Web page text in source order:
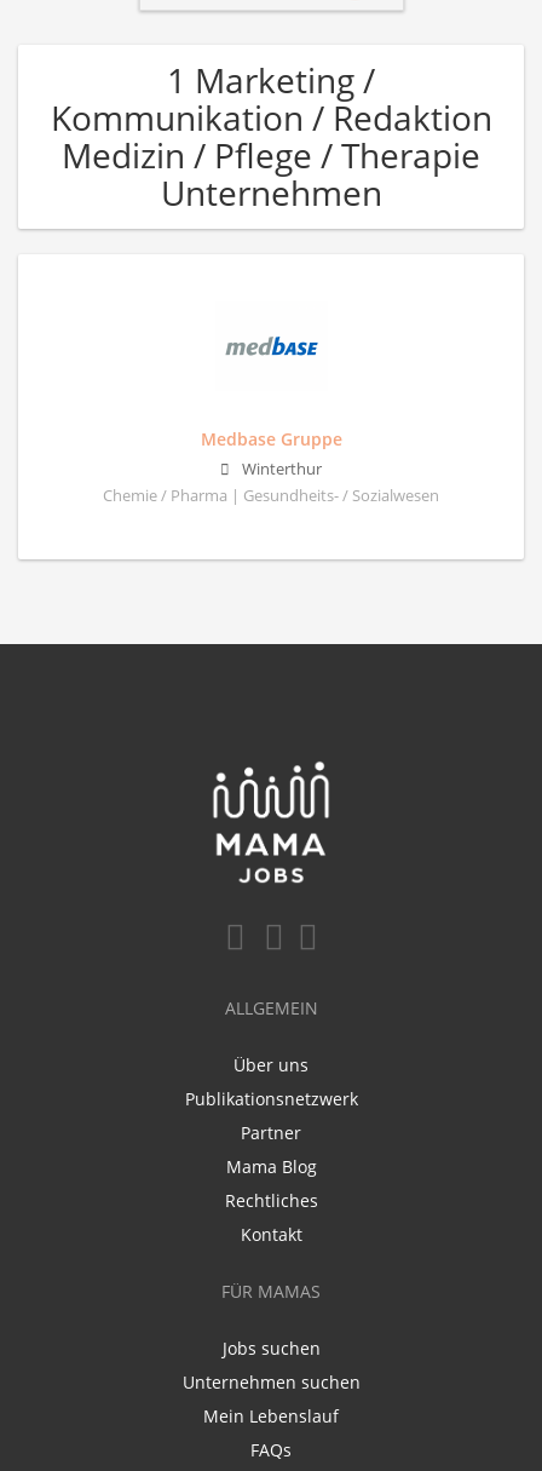
1 Marketing /
Kommunikation / Redaktion
Medizin / Pflege / Therapie
Unternehmen
Medbase Gruppe
Winterthur
Chemie / Pharma | Gesundheits- / Sozialwesen
ALLGEMEIN
Über uns
Publikationsnetzwerk
Partner
Mama Blog
Rechtliches
Kontakt
FÜR MAMAS
Jobs suchen
Unternehmen suchen
Mein Lebenslauf
FAQs